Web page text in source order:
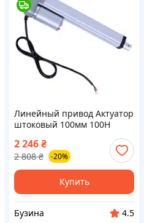
Линейный привод Актуатор
штоковый 100мм 100Н
60мм/с HY01-12-A5-205-100
buzyna
2 246₴
2 808 ₴ -20%
Купить
Бузина
4.5